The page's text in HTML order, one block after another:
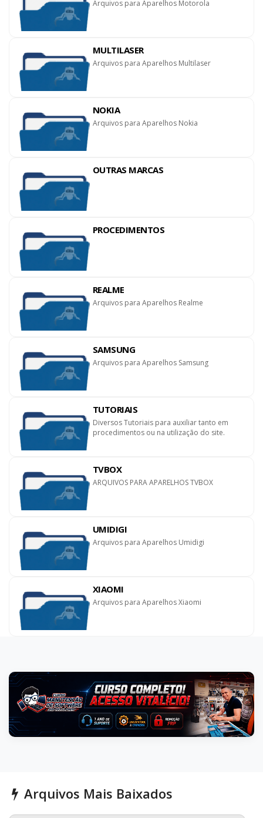
Arquivos para Aparelhos Motorola
MULTILASER
Arquivos para Aparelhos Multilaser
NOKIA
Arquivos para Aparelhos Nokia
OUTRAS MARCAS
PROCEDIMENTOS
REALME
Arquivos para Aparelhos Realme
SAMSUNG
Arquivos para Aparelhos Samsung
TUTORIAIS
Diversos Tutoriais para auxiliar tanto em
procedimentos ou na utilização do site.
TVBOX
ARQUIVOS PARA APARELHOS TVBOX
UMIDIGI
Arquivos para Aparelhos Umidigi
XIAOMI
Arquivos para Aparelhos Xiaomi
Arquivos Mais Baixados